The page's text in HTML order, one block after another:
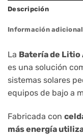
Descripción
Información adicional
La Batería de Litio
es una solución
sistemas solares
equipos de bajo a
Fabricada con
más energía